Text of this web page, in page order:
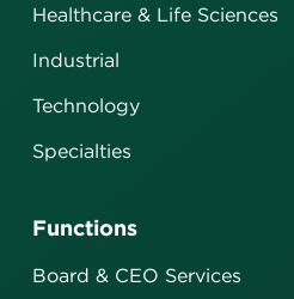
Healthcare & Life Sciences
Industrial
Technology
Specialties
Functions
Board & CEO Services